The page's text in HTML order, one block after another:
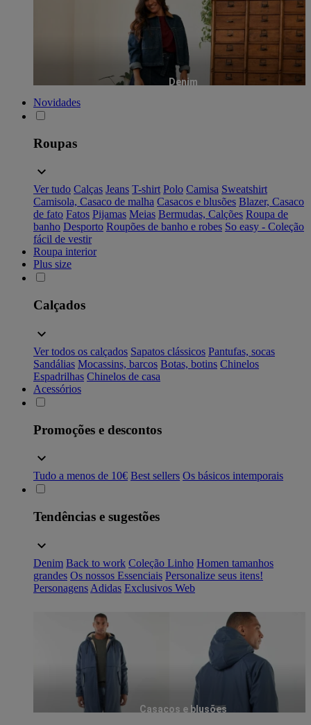
Denim
Novidades
Roupas
Ver tudo Calças Jeans T-shirt Polo Camisa Sweatshirt
Camisola, Casaco de malha Casacos e blusões Blazer, Casaco
de fato Fatos Pijamas Meias Bermudas, Calções Roupa de
banho Desporto Roupões de banho e robes So easy - Coleção
fácil de vestir
Roupa interior
Plus size
Calçados
Ver todos os calçados Sapatos clássicos Pantufas, socas
Sandálias Mocassins, barcos Botas, botins Chinelos
Espadrilhas Chinelos de casa
Acessórios
Promoções e descontos
Tudo a menos de 10€ Best sellers Os básicos intemporais
Tendências e sugestões
Denim Back to work Coleção Linho Homen tamanhos
grandes Os nossos Essenciais Personalize seus itens!
Personagens Adidas Exclusivos Web
Casacos e blusões